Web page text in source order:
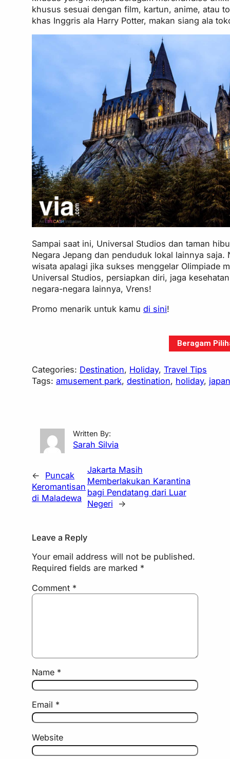
khusus sesuai dengan film, kartun, anime, atau
khas Inggris ala Harry Potter, makan siang ala
Sampai saat ini, Universal Studios dan taman
Negara Jepang dan penduduk lokal lainnya
wisata apalagi jika sukses menggelar Olimpiade
Universal Studios, persiapkan diri, jaga
negara-negara lainnya, Vrens!
Promo menarik untuk kamudi sini!
Beragam
Categories: Destination, Holiday, Travel Tips
Tags:amusement park, destination, holiday,
Written By:
Sarah Silvia
←
Puncak
Keromantisan
di Maladewa
Jakarta Masih
Memberlakukan Karantina
bagi Pendatang dari Luar
Negeri
→
Leave a Reply
Your email address will not be published.
Required fields are marked *
Comment *
Name *
Email *
Website